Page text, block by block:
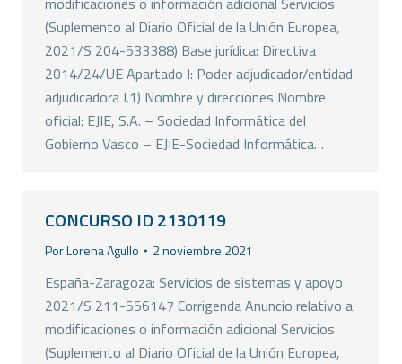
(Suplemento al Diario Oficial de la Unión Europea,
2021/S 204-533388) Base jurídica: Directiva
2014/24/UE Apartado I: Poder adjudicador/entidad
adjudicadora I.1) Nombre y direcciones Nombre
oficial: EJIE, S.A. – Sociedad Informática del
Gobierno Vasco – EJIE-Sociedad Informática…
CONCURSO ID 2130119
PorLorena Agullo 2 noviembre 2021
España-Zaragoza: Servicios de sistemas y apoyo
2021/S 211-556147 Corrigenda Anuncio relativo a
modificaciones o información adicional Servicios
(Suplemento al Diario Oficial de la Unión Europea,